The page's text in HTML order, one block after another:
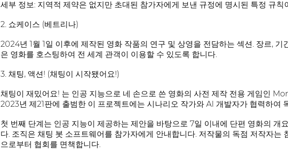
세부 정보: 지역적 제약은 없지만 초대된 참가자에게 보낸 규정에 명시된 특정 규칙
2. 쇼케이스 (베트리나)
2024년 1월 1일 이후에 제작된 영화 작품의 연구 및 상영을 전담하는 섹션. 장르,
은 영화를 호스팅하여 전 세계 관객이 이용할 수 있도록 합니다.
3. 채팅, 액션! (채팅이 시작됐어요!)
채팅이 재밌어요! 는 인공 지능으로 네 손으로 쓴 영화의 사전 제작 전용 게임인
2023년 제21판에 출범한 이 프로젝트에는 시나리오 작가와 AI 개발자가 협력하여
첫 번째 단계는 인공 지능이 제공하는 제안을 바탕으로 7일 이내에 단편 영화의 개
다. 조직은 채팅 봇 소프트웨어를 참가자에게 안내합니다. 저작물의 독점 저작자는
으로부터 협회를 면책합니다.